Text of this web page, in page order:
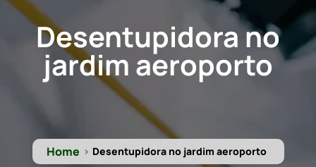
Desentupidora no
jardim aeroporto
Home Desentupidora no jardim aeroporto